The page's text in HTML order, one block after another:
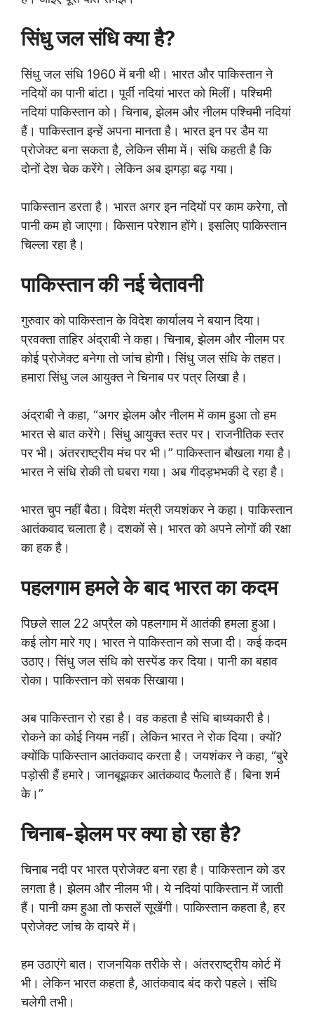
सिंधु जल संधि क्या है?
सिंधु जल संधि 1960 में बनी थी। भारत और पाकिस्तान ने
नदियों का पानी बांटा। पूर्वी नदियां भारत को मिलीं। पश्चिमी
नदियां पाकिस्तान को। चिनाब, झेलम और नीलम पश्चिमी नदियां
हैं। पाकिस्तान इन्हें अपना मानता है। भारत इन पर डैम या
प्रोजेक्ट बना सकता है, लेकिन सीमा में। संधि कहती है कि
दोनों देश चेक करेंगे। लेकिन अब झगड़ा बढ़ गया।
पाकिस्तान डरता है। भारत अगर इन नदियों पर काम करेगा, तो
पानी कम हो जाएगा। किसान परेशान होंगे। इसलिए पाकिस्तान
चिल्ला रहा है।
पाकिस्तान की नई चेतावनी
गुरुवार को पाकिस्तान के विदेश कार्यालय ने बयान दिया।
प्रवक्ता ताहिर अंद्राबी ने कहा। चिनाब, झेलम और नीलम पर
कोई प्रोजेक्ट बनेगा तो जांच होगी। सिंधु जल संधि के तहत।
हमारा सिंधु जल आयुक्त ने चिनाब पर पत्र लिखा है।
अंद्राबी ने कहा, “अगर झेलम और नीलम में काम हुआ तो हम
भारत से बात करेंगे। सिंधु आयुक्त स्तर पर। राजनीतिक स्तर
पर भी। अंतरराष्ट्रीय मंच पर भी।” पाकिस्तान बौखला गया है।
भारत ने संधि रोकी तो घबरा गया। अब गीदड़भभकी दे रहा है।
भारत चुप नहीं बैठा। विदेश मंत्री जयशंकर ने कहा। पाकिस्तान
आतंकवाद चलाता है। दशकों से। भारत को अपने लोगों की रक्षा
का हक है।
पहलगाम हमले के बाद भारत का कदम
पिछले साल 22 अप्रैल को पहलगाम में आतंकी हमला हुआ।
कई लोग मारे गए। भारत ने पाकिस्तान को सजा दी। कई कदम
उठाए। सिंधु जल संधि को सस्पेंड कर दिया। पानी का बहाव
रोका। पाकिस्तान को सबक सिखाया।
अब पाकिस्तान रो रहा है। वह कहता है संधि बाध्यकारी है।
रोकने का कोई नियम नहीं। लेकिन भारत ने रोक दिया। क्यों?
क्योंकि पाकिस्तान आतंकवाद करता है। जयशंकर ने कहा, “बुरे
पड़ोसी हैं हमारे। जानबूझकर आतंकवाद फैलाते हैं। बिना शर्म
के।”
चिनाब-झेलम पर क्या हो रहा है?
चिनाब नदी पर भारत प्रोजेक्ट बना रहा है। पाकिस्तान को डर
लगता है। झेलम और नीलम भी। ये नदियां पाकिस्तान में जाती
हैं। पानी कम हुआ तो फसलें सूखेंगी। पाकिस्तान कहता है, हर
प्रोजेक्ट जांच के दायरे में।
हम उठाएंगे बात। राजनयिक तरीके से। अंतरराष्ट्रीय कोर्ट में
भी। लेकिन भारत कहता है, आतंकवाद बंद करो पहले। संधि
चलेगी तभी।